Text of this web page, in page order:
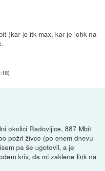
(kar je itk max, kar je lohk na
)
okolici Radovljice, 887 Mbit
požrl živce (po enem dnevu
pa še ugotovil, a je
kriv, da mi zaklene link na